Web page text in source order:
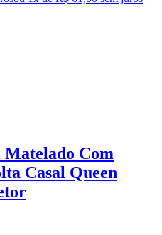
Com
Casal Queen